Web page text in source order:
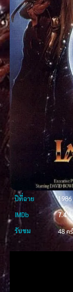
ปีที่ฉาย 1986
IMDb
7.4
รับชม
48 ค